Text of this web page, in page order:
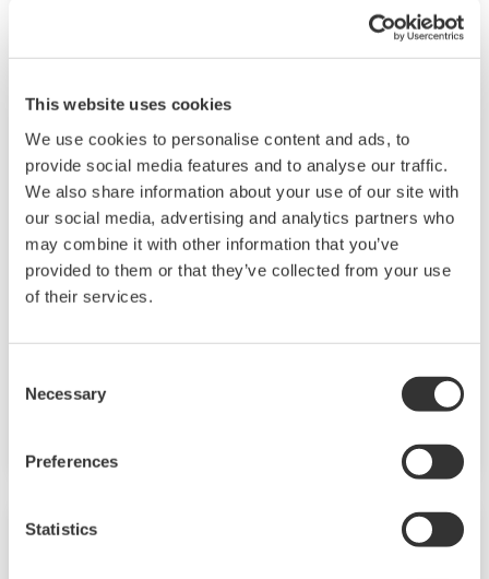
This website uses cookies
We use cookies to personalise content and ads, to
provide social media features and to analyse our traffic.
We also share information about your use of our site with
our social media, advertising and analytics partners who
may combine it with other information that you’ve
provided to them or that they’ve collected from your use
of their services.
Selection
Necessary
Preferences
Statistics
Power(전력)
1970년대 중반, Yokogawa는 EBS 전기 제어
시스템 (EBS Electric Control System)의 출시와
함께 전력 사업에 진출했습니다. 그 이후로
꾸준히 지속해 왔습니다.
Yokogawa는 역동적인 글로벌 전력 시장에서 더욱
적극적인 역할을 수행하기 위해 글로벌 전력
Yokogawa 내에서 보다 긴밀한 팀워크가